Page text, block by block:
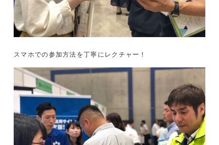
スマホでの参加方法を丁寧にレクチャー！